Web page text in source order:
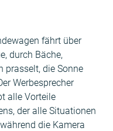
fährt über
durch Bäche,
pras­selt, die Sonne
Werbe­sprech­er
alle Vorteile
der alle Sit­u­a­tio­nen
die Kam­era